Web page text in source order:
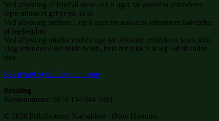
Ved aflysning af lejemål mere end 6 uger før ankomst refunderes
lejen minus et gebyr på 50 kr.
Ved aflysning mellem 1 og 6 uger før ankomst refunderes halvdelen
af lejebeløbet.
Ved aflysning mindre end en uge før ankomst refunderes lejen ikke.
Dog refunderes det fulde beløb, hvis det lykkes at leje ud til anden
side.
Se i øvrigt vejledning for lejere
Betaling
Kontonummer: 9070 164 044 7091
© 2026 Friluftscenter Katbakken - Øster Hornum.